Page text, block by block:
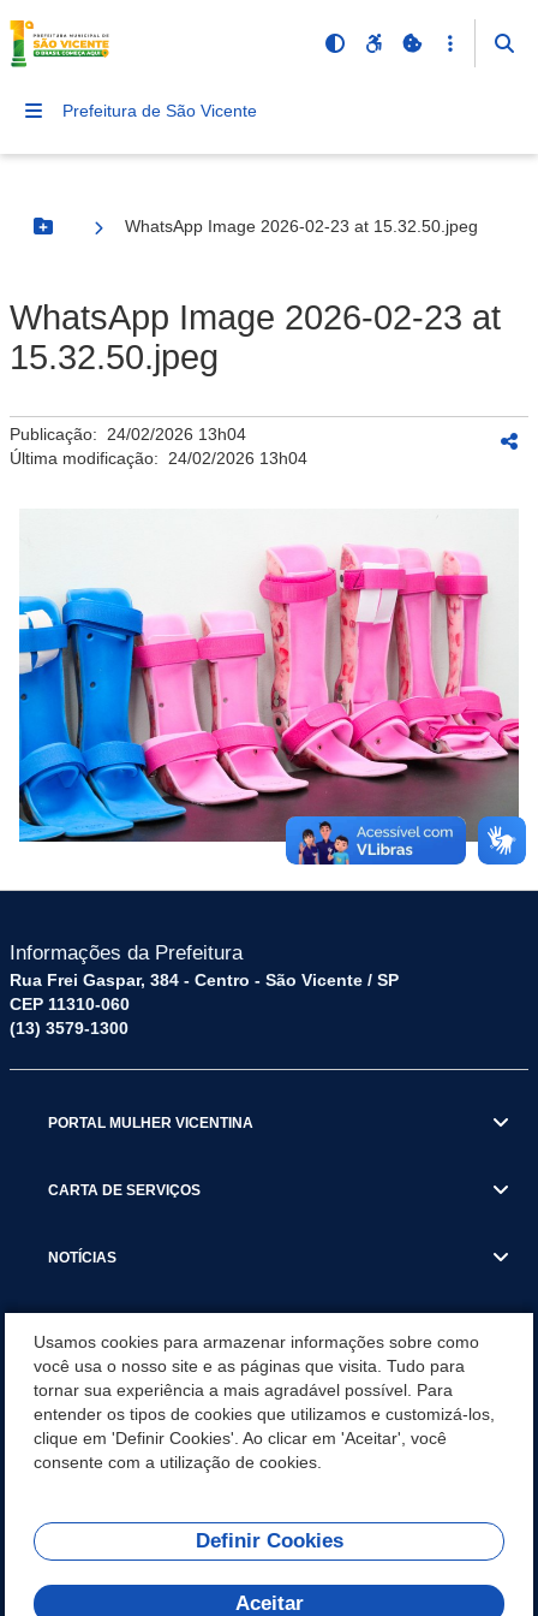
Prefeitura de São Vicente
Botão Menu
WhatsApp Image 2026-02-23 at 15.32.50.jpeg
WhatsApp Image 2026-02-23 at
15.32.50.jpeg
Publicação: 24/02/2026 13h04
Última modificação: 24/02/2026 13h04
Informações da Prefeitura
Rua Frei Gaspar, 384 - Centro - São Vicente / SP
CEP 11310-060
(13) 3579-1300
PORTAL MULHER VICENTINA
CARTA DE SERVIÇOS
NOTÍCIAS
VISITE SÃO VICENTE
INSTITUCIONAL
REDES SOCIAIS
Usamos cookies para armazenar informações sobre como
você usa o nosso site e as páginas que visita. Tudo para
tornar sua experiência a mais agradável possível. Para
entender os tipos de cookies que utilizamos e customizá-los,
clique em 'Definir Cookies'. Ao clicar em 'Aceitar', você
consente com a utilização de cookies.
Definir Cookies
Aceitar
Olá! Como
posso te ajudar?